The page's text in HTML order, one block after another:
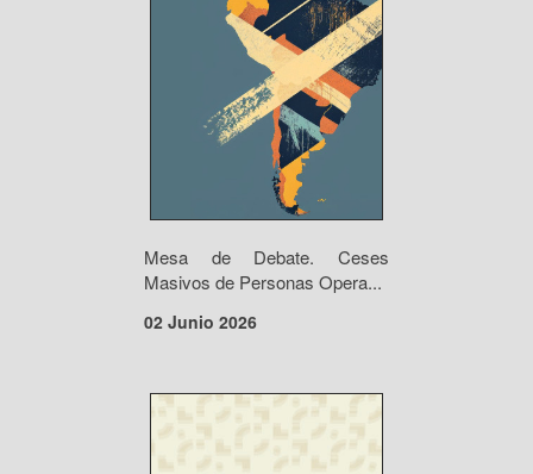
Mesa de Debate. Ceses
Masivos de Personas Opera...
02 Junio 2026